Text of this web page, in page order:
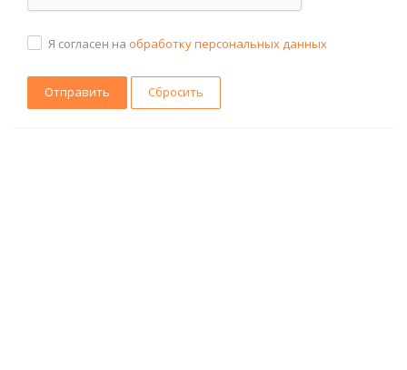
Я согласен на обработку персональных данных
Сбросить